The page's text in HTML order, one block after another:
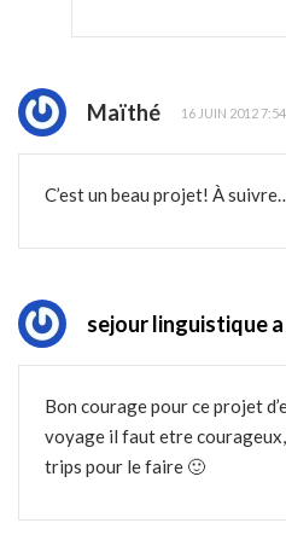
Maïthé 16 JUIN 2012 7:54
C’est un beau projet! À
sejour linguistique
Bon courage pour ce projet
voyage il faut etre
trips pour le faire 🙂